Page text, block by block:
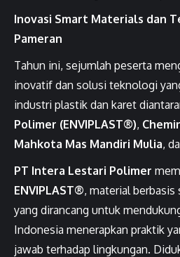
Inovasi Smart Materials dan
Pameran
Tahun ini, sejumlah peserta
inovatif dan solusi teknologi
industri plastik dan karet
Polimer (ENVIPLAST®),
Mahkota Mas Mandiri Mulia,
PT Intera Lestari Polimer
ENVIPLAST®, material berbasis
yang dirancang untuk
Indonesia menerapkan praktik
jawab terhadap lingkungan.